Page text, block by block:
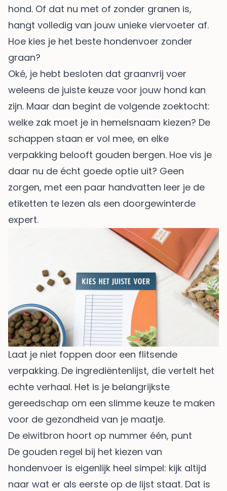
hond. Of dat nu met of zonder granen is,
hangt volledig van jouw unieke viervoeter af.
Hoe kies je het beste hondenvoer zonder
graan?
Oké, je hebt besloten dat graanvrij voer
weleens de juiste keuze voor jouw hond kan
zijn. Maar dan begint de volgende zoektocht:
welke zak moet je in hemelsnaam kiezen? De
schappen staan er vol mee, en elke
verpakking belooft gouden bergen. Hoe vis je
daar nu de écht goede optie uit? Geen
zorgen, met een paar handvatten leer je de
etiketten te lezen als een doorgewinterde
expert.
Laat je niet foppen door een flitsende
verpakking. De ingrediëntenlijst, díe vertelt het
echte verhaal. Het is je belangrijkste
gereedschap om een slimme keuze te maken
voor de gezondheid van je maatje.
De eiwitbron hoort op nummer één, punt
De gouden regel bij het kiezen van
hondenvoer is eigenlijk heel simpel: kijk altijd
naar wat er als eerste op de lijst staat. Dat is